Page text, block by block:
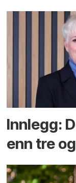
Innlegg:
enn tre